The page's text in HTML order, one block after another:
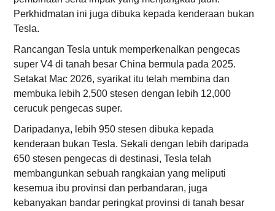
Perkhidmatan ini juga dibuka kepada kenderaan bukan
Tesla.
Rancangan Tesla untuk memperkenalkan pengecas
super V4 di tanah besar China bermula pada 2025.
Setakat Mac 2026, syarikat itu telah membina dan
membuka lebih 2,500 stesen dengan lebih 12,000
cerucuk pengecas super.
Daripadanya, lebih 950 stesen dibuka kepada
kenderaan bukan Tesla. Sekali dengan lebih daripada
650 stesen pengecas di destinasi, Tesla telah
membangunkan sebuah rangkaian yang meliputi
kesemua ibu provinsi dan perbandaran, juga
kebanyakan bandar peringkat provinsi di tanah besar